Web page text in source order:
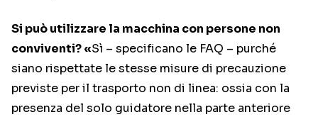
Si può utilizzare la macchina con persone non
conviventi? «Sì – specificano le FAQ – purché
siano rispettate le stesse misure di precauzione
previste per il trasporto non di linea: ossia con la
presenza del solo guidatore nella parte anteriore